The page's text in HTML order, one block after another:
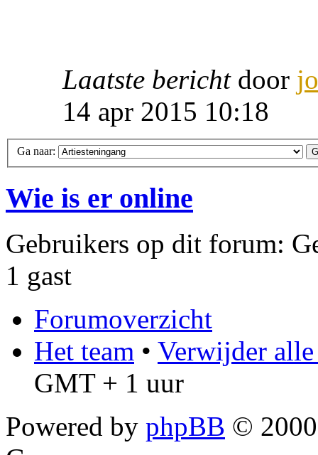
Laatste berichtdoor
14 apr 2015 10:18
Ga naar:
Wie is er online
Gebruikers op dit forum:
1 gast
Forumoverzicht
Het team • Verwijder
GMT + 1 uur
Powered by phpBB ©